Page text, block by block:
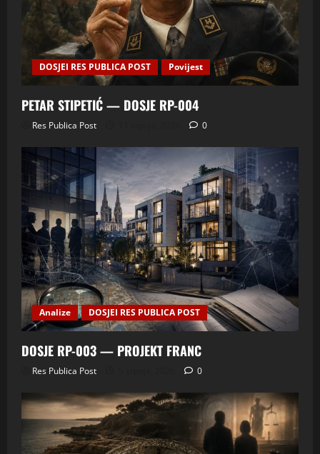
DOSJEI RES PUBLICA POST Povijest
PETAR STIPETIĆ — DOSJE RP-004
Res Publica Post 0
Analize DOSJEI RES PUBLICA POST
DOSJE RP-003 — PROJEKT FRANC
Res Publica Post 0